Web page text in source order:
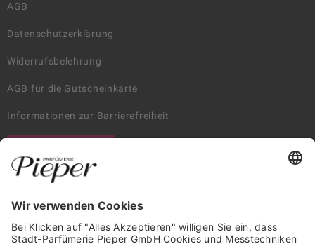
AGB
Datenschutzerklärung
Widerrufsbelehrung
AGB für die Gutscheinkarte
Informationen zur Barrierefreiheit